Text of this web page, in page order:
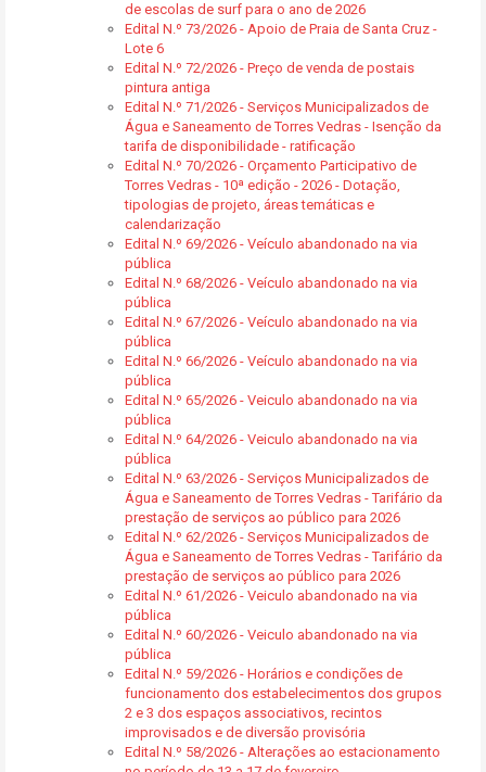
de escolas de surf para o ano de 2026
Edital N.º 73/2026 - Apoio de Praia de Santa Cruz -
Lote 6
Edital N.º 72/2026 - Preço de venda de postais
pintura antiga
Edital N.º 71/2026 - Serviços Municipalizados de
Água e Saneamento de Torres Vedras - Isenção da
tarifa de disponibilidade - ratificação
Edital N.º 70/2026 - Orçamento Participativo de
Torres Vedras - 10ª edição - 2026 - Dotação,
tipologias de projeto, áreas temáticas e
calendarização
Edital N.º 69/2026 - Veículo abandonado na via
pública
Edital N.º 68/2026 - Veículo abandonado na via
pública
Edital N.º 67/2026 - Veículo abandonado na via
pública
Edital N.º 66/2026 - Veículo abandonado na via
pública
Edital N.º 65/2026 - Veiculo abandonado na via
pública
Edital N.º 64/2026 - Veiculo abandonado na via
pública
Edital N.º 63/2026 - Serviços Municipalizados de
Água e Saneamento de Torres Vedras - Tarifário da
prestação de serviços ao público para 2026
Edital N.º 62/2026 - Serviços Municipalizados de
Água e Saneamento de Torres Vedras - Tarifário da
prestação de serviços ao público para 2026
Edital N.º 61/2026 - Veiculo abandonado na via
pública
Edital N.º 60/2026 - Veiculo abandonado na via
pública
Edital N.º 59/2026 - Horários e condições de
funcionamento dos estabelecimentos dos grupos
2 e 3 dos espaços associativos, recintos
improvisados e de diversão provisória
Edital N.º 58/2026 - Alterações ao estacionamento